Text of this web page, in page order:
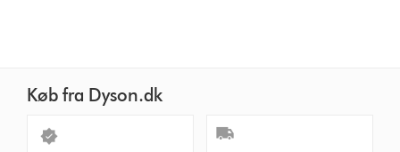
below
Køb fra Dyson.dk